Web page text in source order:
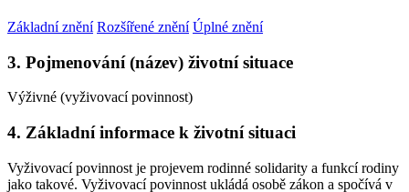
Základní znění Rozšířené znění Úplné znění
3. Pojmenování (název) životní situace
Výživné (vyživovací povinnost)
4. Základní informace k životní situaci
Vyživovací povinnost je projevem rodinné solidarity a funkcí rodiny
jako takové. Vyživovací povinnost ukládá osobě zákon a spočívá v